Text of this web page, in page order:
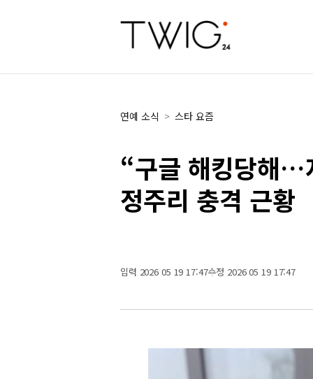
연예 소식 > 스타 요즘
“구글 해킹당해…
정주리 충격 근황
입력 2026 05 19 17:47수정 2026 05 19 17:47